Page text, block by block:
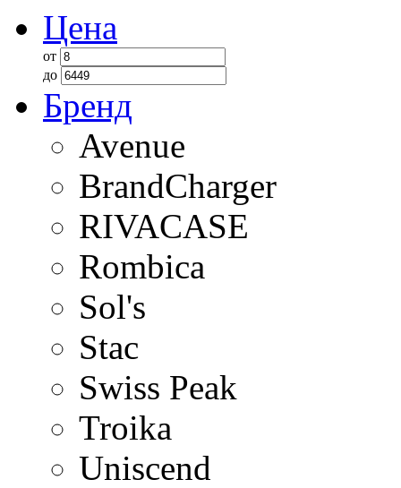
Цена
от
до
Бренд
Avenue
BrandCharger
RIVACASE
Rombica
Sol's
Stac
Swiss Peak
Troika
Uniscend